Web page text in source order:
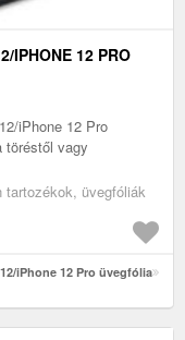
IPHONE 12 PRO
iPhone 12 Pro
töréstől vagy
üvegfóliák
iPhone 12 Pro üvegfólia